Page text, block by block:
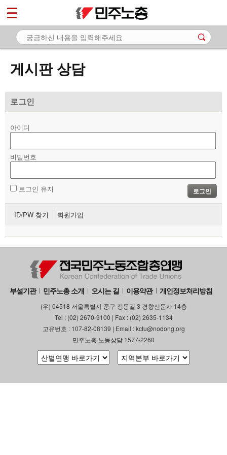
게시판 상담
로그인
아이디
비밀번호
로그인 유지 로그인
ID/PW 찾기 회원가입
부설기관 민주노총 소개 오시는 길 이용약관 개인정보처리방침
(우) 04518 서울특별시 중구 정동길 3 경향신문사 14층
Tel : (02) 2670-9100 | Fax : (02) 2635-1134
고유번호 : 107-82-08139 | Email : kctu@nodong.org
민주노총 노동상담 1577-2260
마이페이지
소개
노동상담
- 게시판 상담
- 바로보기
- 찾아보기
- 전국 노동상담소 안내
자료
부설기관